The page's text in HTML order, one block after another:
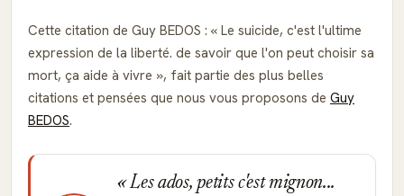
Cette citation de Guy BEDOS :
Le suicide, c'est l'ultime
expression de la liberté. de savoir que l'on peut choisir sa
mort, ça aide à vivre
, fait partie des plus belles
citations et pensées que nous vous proposons de Guy
BEDOS.
Les ados, petits c'est mignon...